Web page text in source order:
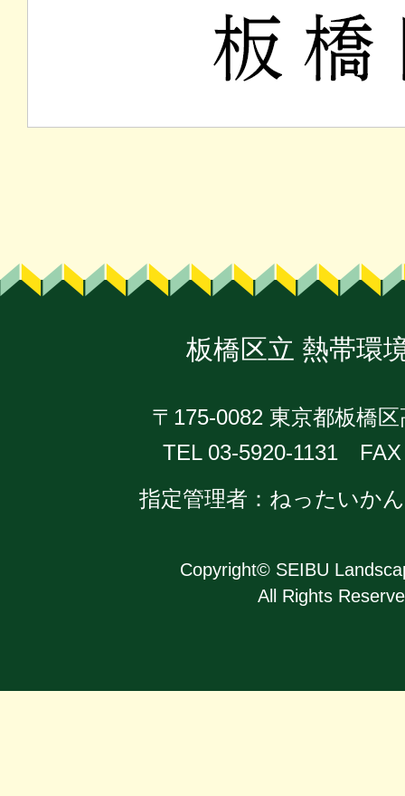
板橋区立 熱帯環
〒175-0082 東京都板橋
TEL 03-5920-1131 FAX
指定管理者：ねったいか
Copyright©SEIBU
All Rights